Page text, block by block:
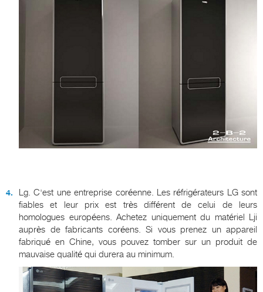
Lg. C'est une entreprise coréenne. Les réfrigérateurs LG sont
fiables et leur prix est très différent de celui de leurs
homologues européens. Achetez uniquement du matériel Lji
auprès de fabricants coréens. Si vous prenez un appareil
fabriqué en Chine, vous pouvez tomber sur un produit de
mauvaise qualité qui durera au minimum.